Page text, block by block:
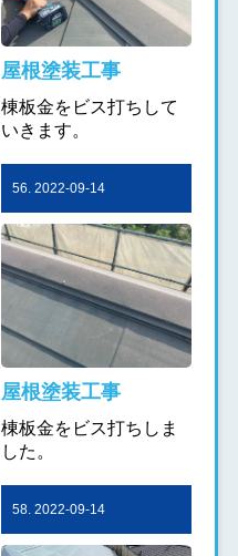
屋根塗装工事
棟板金をビス打ちして
いきます。
56. 2022-09-14
屋根塗装工事
棟板金をビス打ちしま
した。
58. 2022-09-14